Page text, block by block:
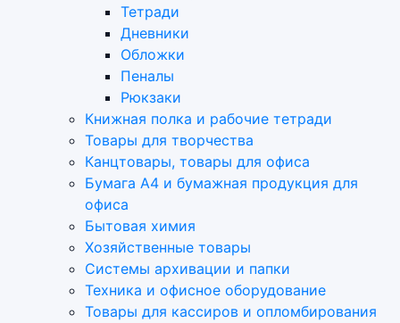
Тетради
Дневники
Обложки
Пеналы
Рюкзаки
Книжная полка и рабочие тетради
Товары для творчества
Канцтовары, товары для офиса
Бумага А4 и бумажная продукция для
офиса
Бытовая химия
Хозяйственные товары
Системы архивации и папки
Техника и офисное оборудование
Товары для кассиров и опломбирования